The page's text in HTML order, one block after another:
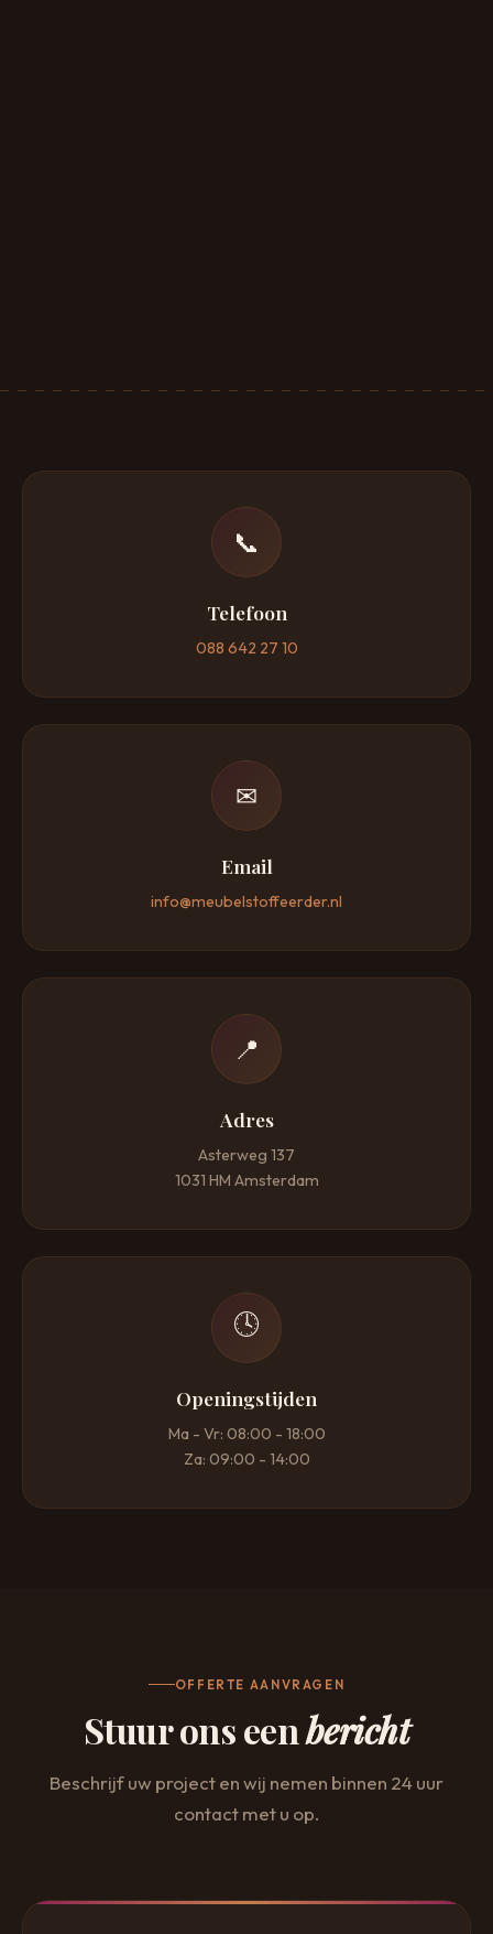
📞
Telefoon
088 642 27 10
✉
Email
info@meubelstoffeerder.nl
📍
Adres
Asterweg 137
1031 HM Amsterdam
🕓
Openingstijden
Ma - Vr: 08:00 - 18:00
Za: 09:00 - 14:00
OFFERTE AANVRAGEN
Stuur ons eenbericht
Beschrijf uw project en wij nemen binnen 24 uur
contact met u op.